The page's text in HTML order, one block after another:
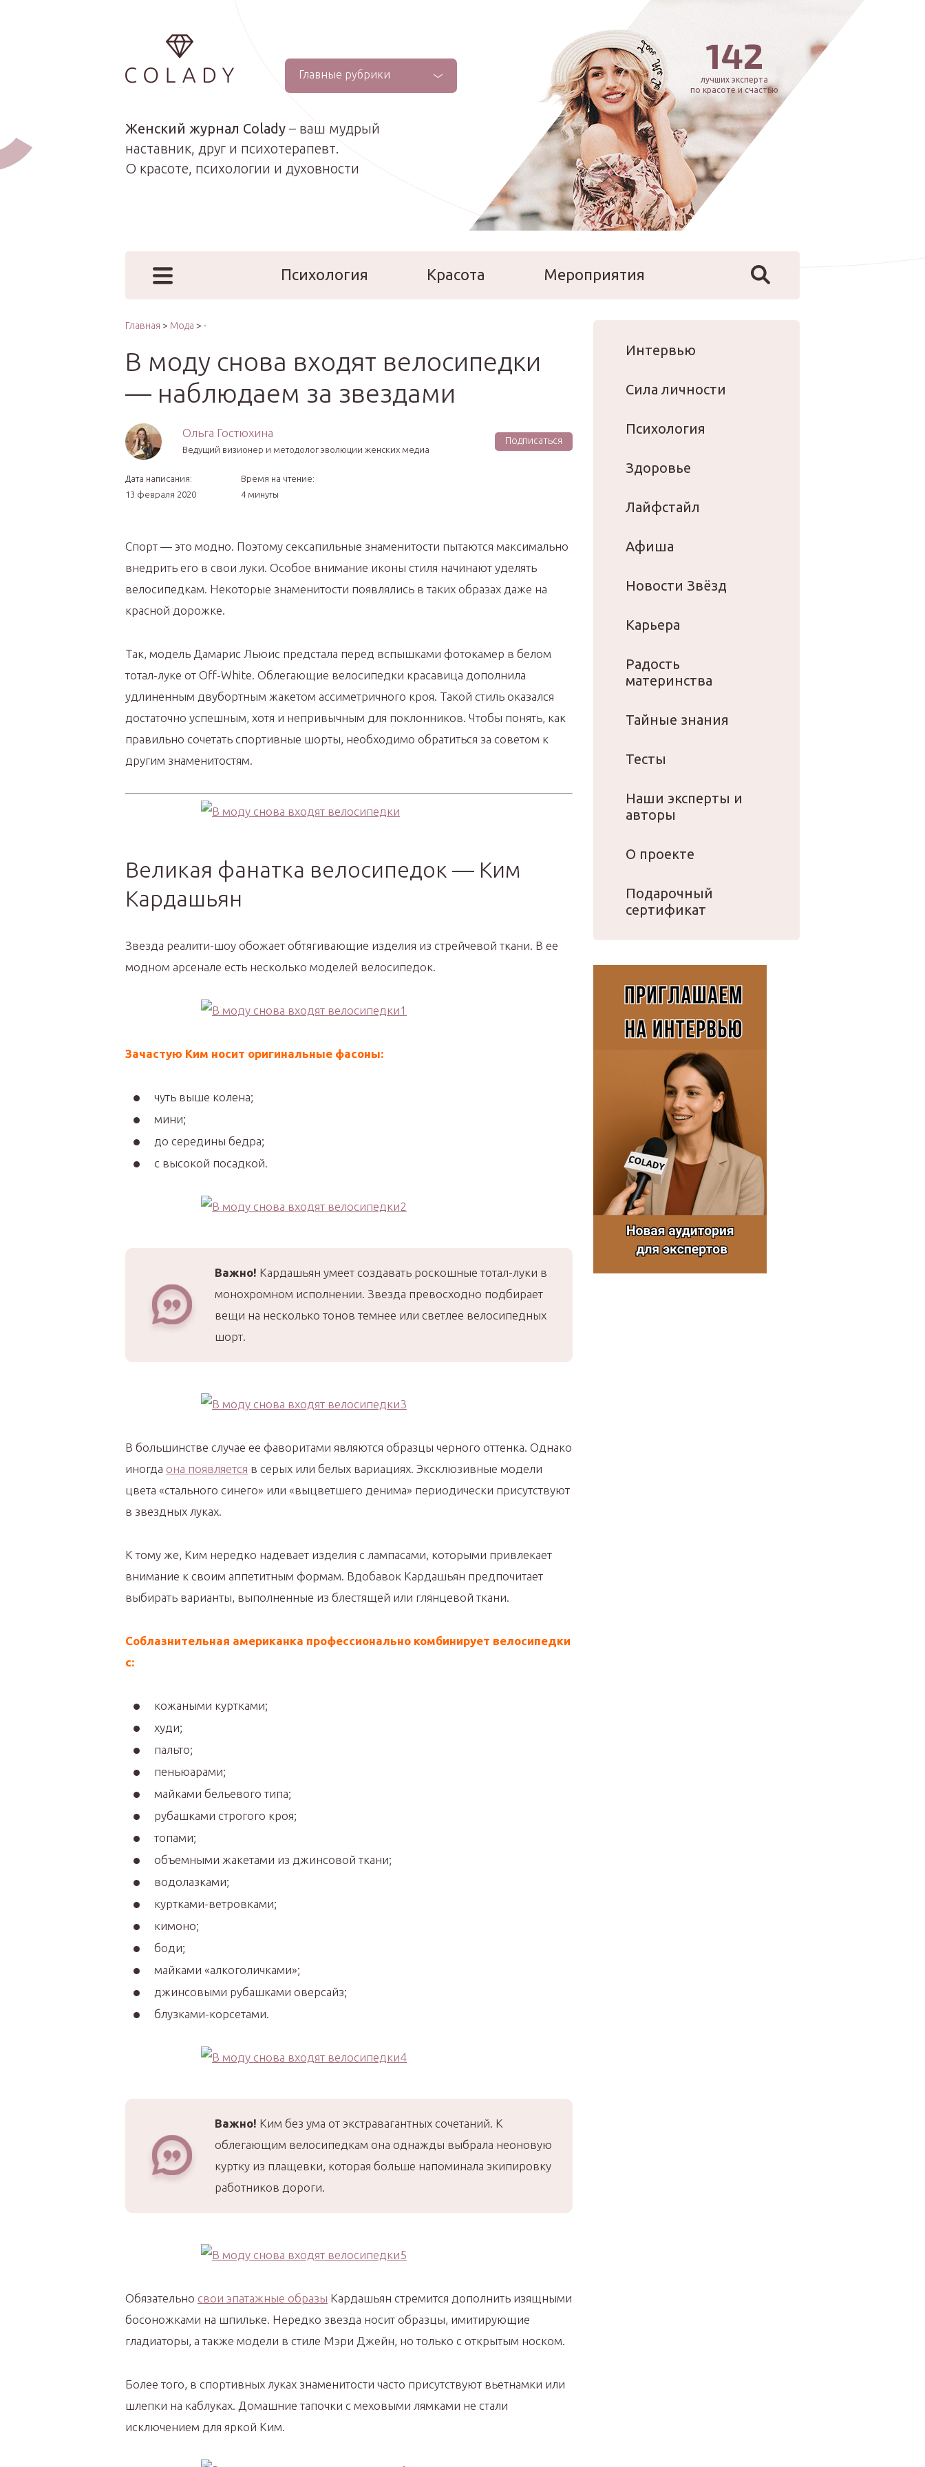
...
Главные рубрики
Женский журнал Colady – ваш мудрый
наставник, друг и психотерапевт.
О красоте, психологии и духовности
142
лучших эксперта
по красоте и счастью
Психология Красота
Мероприятия
Главная > Мода > -
В моду снова входят велосипедки
— наблюдаем за звездами
Ольга Гостюхина
Ведущий визионер и методолог эволюции женских медиа
Подписаться
Дата написания:
13 февраля 2020
Время на чтение:
4 минуты
Спорт — это модно. Поэтому сексапильные знаменитости пытаются максимально
внедрить его в свои луки. Особое внимание иконы стиля начинают уделять
велосипедкам. Некоторые знаменитости появлялись в таких образах даже на
красной дорожке.
Так, модель Дамарис Льюис предстала перед вспышками фотокамер в белом
тотал-луке от Off-White. Облегающие велосипедки красавица дополнила
удлиненным двубортным жакетом ассиметричного кроя. Такой стиль оказался
достаточно успешным, хотя и непривычным для поклонников. Чтобы понять, как
правильно сочетать спортивные шорты, необходимо обратиться за советом к
другим знаменитостям.
Великая фанатка велосипедок — Ким
Кардашьян
Звезда реалити-шоу обожает обтягивающие изделия из стрейчевой ткани. В ее
модном арсенале есть несколько моделей велосипедок.
Зачастую Ким носит оригинальные фасоны:
чуть выше колена;
мини;
до середины бедра;
с высокой посадкой.
Важно! Кардашьян умеет создавать роскошные тотал-луки в
монохромном исполнении. Звезда превосходно подбирает
вещи на несколько тонов темнее или светлее велосипедных
шорт.
В большинстве случае ее фаворитами являются образцы черного оттенка. Однако
иногда она появляется в серых или белых вариациях. Эксклюзивные модели
цвета «стального синего» или «выцветшего денима» периодически присутствуют
в звездных луках.
К тому же, Ким нередко надевает изделия с лампасами, которыми привлекает
внимание к своим аппетитным формам. Вдобавок Кардашьян предпочитает
выбирать варианты, выполненные из блестящей или глянцевой ткани.
Соблазнительная американка профессионально комбинирует велосипедки
с:
кожаными куртками;
худи;
пальто;
пеньюарами;
майками бельевого типа;
рубашками строгого кроя;
топами;
объемными жакетами из джинсовой ткани;
водолазками;
куртками-ветровками;
кимоно;
боди;
майками «алкоголичками»;
джинсовыми рубашками оверсайз;
блузками-корсетами.
Важно! Ким без ума от экстравагантных сочетаний. К
облегающим велосипедкам она однажды выбрала неоновую
куртку из плащевки, которая больше напоминала экипировку
работников дороги.
Обязательно свои эпатажные образы Кардашьян стремится дополнить изящными
босоножками на шпильке. Нередко звезда носит образцы, имитирующие
гладиаторы, а также модели в стиле Мэри Джейн, но только с открытым носком.
Более того, в спортивных луках знаменитости часто присутствуют вьетнамки или
шлепки на каблуках. Домашние тапочки с меховыми лямками не стали
исключением для яркой Ким.
Интервью
Сила личности
Психология
Здоровье
Лайфстайл
Афиша
Новости Звёзд
Карьера
Радость
материнства
Тайные знания
Тесты
Наши эксперты и
авторы
О проекте
Подарочный
сертификат